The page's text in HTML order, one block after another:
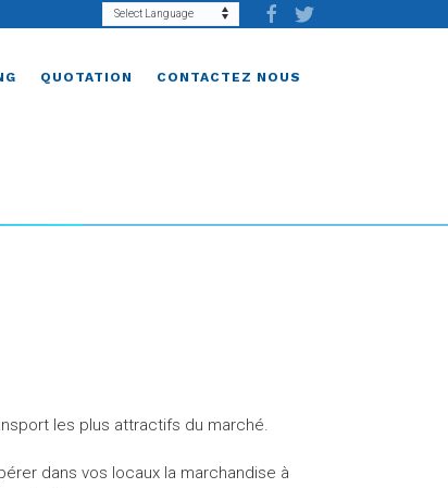
QUOTATION CONTACTEZ NOUS
les plus attractifs du marché.
dans vos locaux la marchandise à